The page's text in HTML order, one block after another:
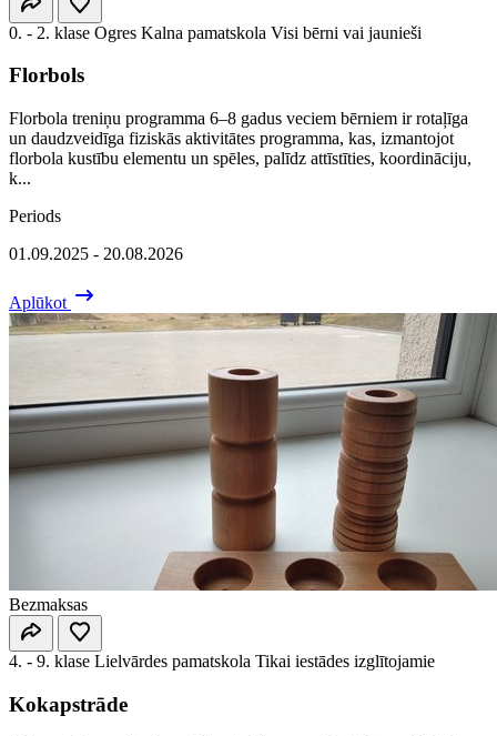
0. - 2. klase Ogres Kalna pamatskola Visi bērni vai jaunieši
Florbols
Florbola treniņu programma 6–8 gadus veciem bērniem ir rotaļīga
un daudzveidīga fiziskās aktivitātes programma, kas, izmantojot
florbola kustību elementu un spēles, palīdz attīstīties, koordināciju,
k...
Periods
01.09.2025 - 20.08.2026
Aplūkot
Bezmaksas
4. - 9. klase Lielvārdes pamatskola Tikai iestādes izglītojamie
Kokapstrāde